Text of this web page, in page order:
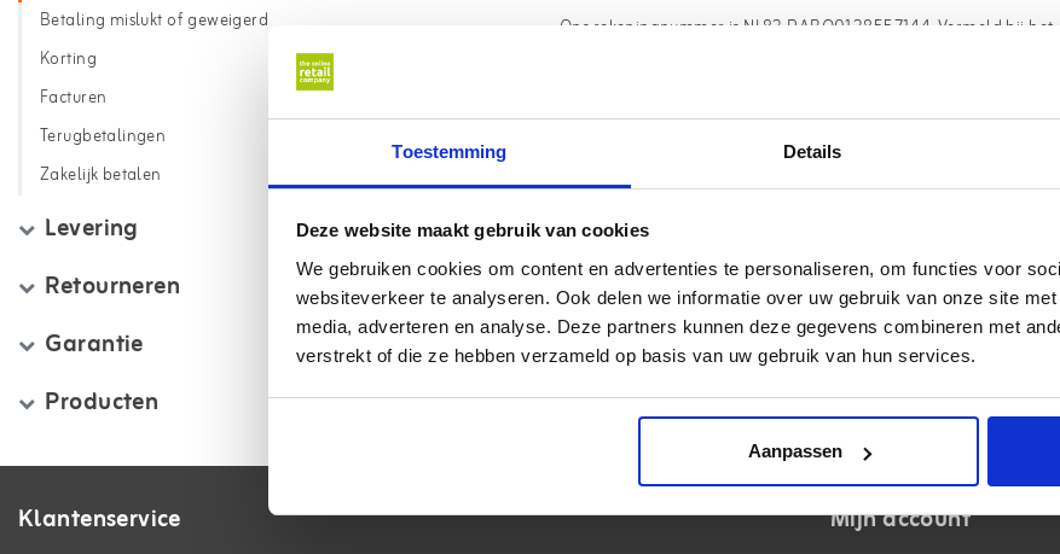
Toestemming Details
Deze website maakt gebruik van cookies
We gebruiken cookies om content en advertenties te personaliseren, om functies voor
websiteverkeer te analyseren. Ook delen we informatie over uw gebruik van onze site
media, adverteren en analyse. Deze partners kunnen deze gegevens combineren met
verstrekt of die ze hebben verzameld op basis van uw gebruik van hun services.
Aanpassen
Betaling mislukt of geweigerd
Korting
Facturen
Terugbetalingen
Zakelijk betalen
Levering
Retourneren
Garantie
Producten
Ons rekeningnummer is NL83 RABO0138557144. Vermeld bij
Klantenservice Mijn account